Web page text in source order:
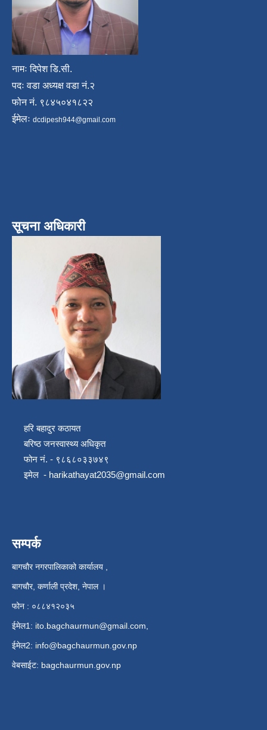
नामः दिपेश डि.सी.
पदः वडा अध्यक्ष वडा नं.२
फोन नं. ९८४५०४१८२२
ईमेलः dcdipesh944@gmail.com
सूचना अधिकारी
हरि बहादुर कठायत
बरिष्ठ जनस्वास्थ्य अधिकृत
फोन नं. - ९८६८०३३७४९
इमेल - harikathayat2035@gmail.com
सम्पर्क
बागचौर नगरपालिकाको कार्यालय ,
बागचौर, कर्णाली प्रदेश, नेपाल ।
फोन : ०८८४१२०३५
ईमेल1: ito.bagchaurmun@gmail.com
ईमेल2: info@bagchaurmun.gov.np
वे‍बसाईट: bagchaurmun.gov.np